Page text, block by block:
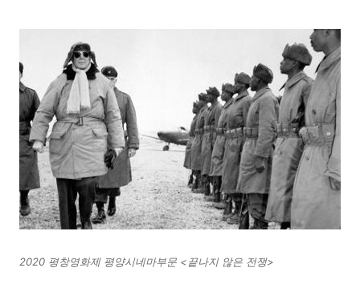
2020 평창영화제 평양시네마부문 <끝나지 않은 전쟁>